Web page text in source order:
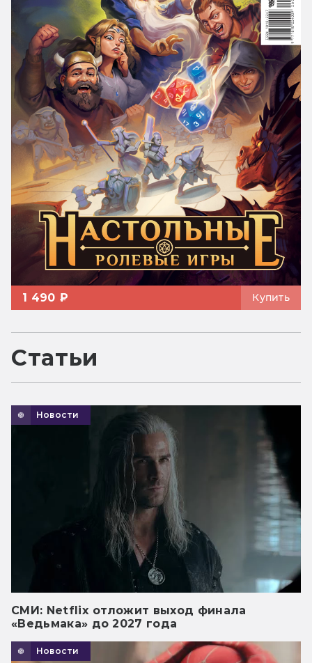
1 490 ₽ Купить
Статьи
Новости
СМИ: Netflix отложит выход финала
«Ведьмака» до 2027 года
Новости